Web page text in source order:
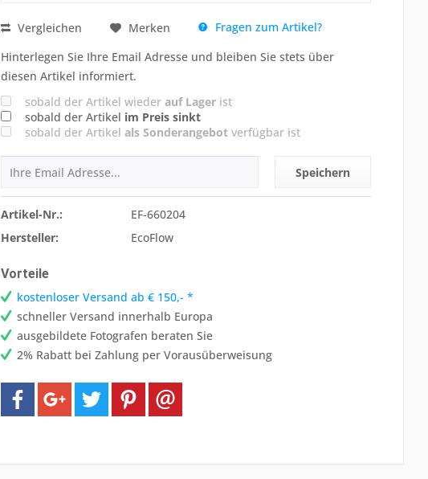
Vergleichen Merken
Fragen zum Artikel?
Hinterlegen Sie Ihre Email Adresse und bleiben Sie stets über
diesen Artikel informiert.
sobald der Artikel wieder auf Lagerist
sobald der Artikel im Preis sinkt
sobald der Artikel als Sonderangebotverfügbar ist
Speichern
Artikel-Nr.:
EF-660204
Hersteller:
EcoFlow
Vorteile
kostenloser Versand ab € 150,- *
schneller Versand innerhalb Europa
ausgebildete Fotografen beraten Sie
2% Rabatt bei Zahlung per Vorausüberweisung